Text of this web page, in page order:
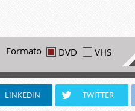
Formato DVD VHS
LINKEDIN TWITTER